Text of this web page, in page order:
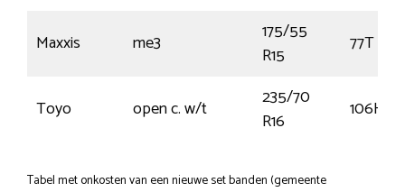
Maxxis me3
175/55
R15
77T
Toyo open c. w/t
235/70
R16
106H
Tabel met onkosten van een nieuwe set banden (gemeente